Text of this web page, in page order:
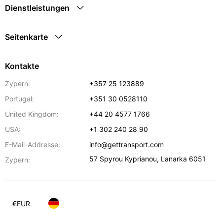
Dienstleistungen
Seitenkarte
Kontakte
Zypern:
+357 25 123889
Portugal:
+351 30 0528110
United Kingdom:
+44 20 4577 1766
USA:
+1 302 240 28 90
E-Mail-Addresse:
info@gettransport.com
Zypern:
57 Spyrou Kyprianou, Lanarka 6051
€EUR